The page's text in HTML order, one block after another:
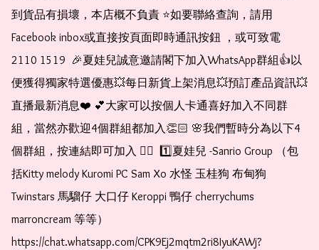
到貨品有損壞，本店概不負責 ⭐️如要聯絡查詢，請用
Facebook inbox或直接按頁面即時通訊按鈕 ，或可致電
2110 1519  🎉夏娃兒誠意邀請閣下加入WhatsApp群組👍以
便獲得獨家特選優惠💥每日新貨上架消息💥預訂產品資訊💥
直播最新消息❤️ 💕大家可以按個人卡通喜好加入不同群
組，當然亦歡迎4個群組都加入👏🏻 🌸我們暫時分為以下4
個群組，按連結即可加入 👇🏻  1️⃣夏娃兒 -Sanrio Group （包
括Kitty melody Kuromi PC Sam Xo 水怪 玉桂狗 布甸狗
Twinstars 馬騮仔 大口仔 Keroppi 鴨仔 cherrychums
marroncream 等等）
https://chat.whatsapp.com/CPK9Ej2mqtm2ri8IyuKAWj?